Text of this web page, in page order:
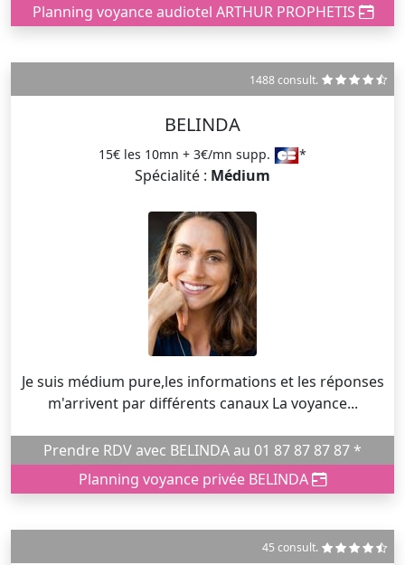
Planning voyance audiotel ARTHUR PROPHETIS
1488 consult.
BELINDA
15€ les 10mn + 3€/mn supp. *
Spécialité : Médium
Je suis médium pure,les informations et les réponses
m'arrivent par différents canaux La voyance...
Prendre RDV avec BELINDA au 01 87 87 87 87 *
Planning voyance privée BELINDA
45 consult.